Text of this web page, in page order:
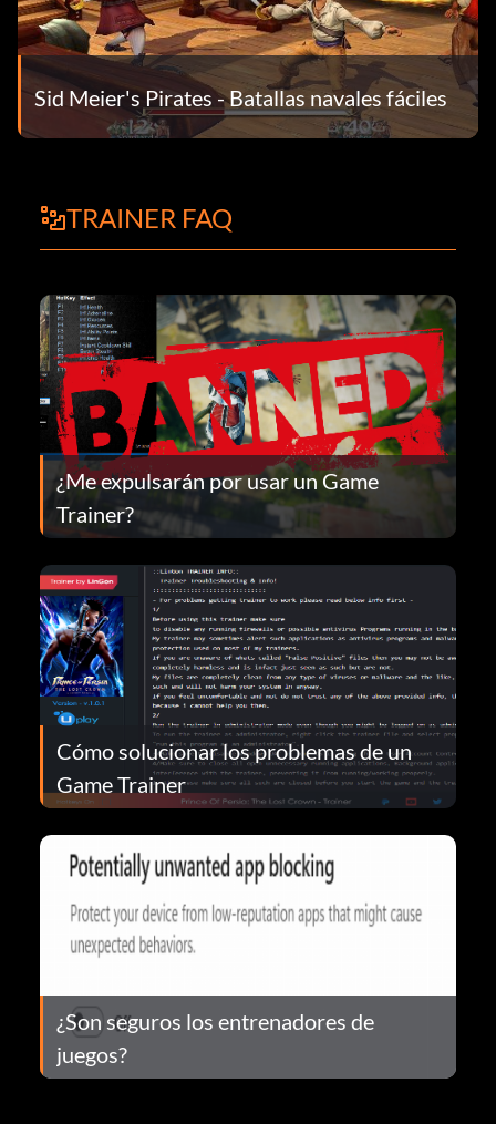
Sid Meier's Pirates - Batallas navales fáciles
TRAINER FAQ
¿Me expulsarán por usar un Game
Trainer?
Cómo solucionar los problemas de un
Game Trainer
¿Son seguros los entrenadores de
juegos?